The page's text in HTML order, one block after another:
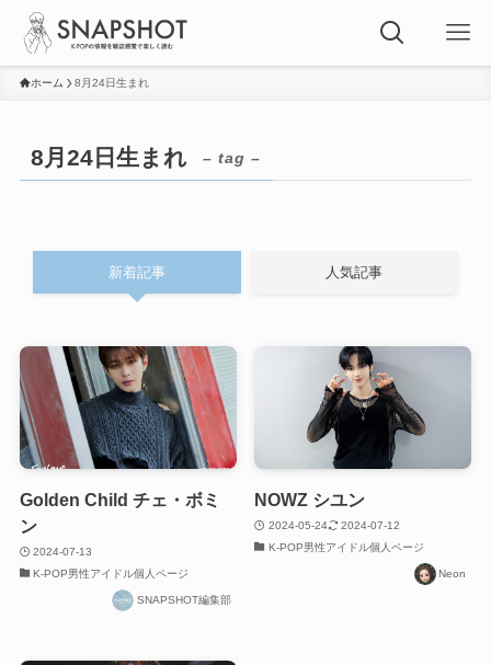
ホーム 8月24日生まれ
8月24日生まれ – tag –
新着記事 人気記事
Golden Child チェ・ボミ
ン
2024-07-13
K-POP男性アイドル個人ページ
SNAPSHOT編集部
NOWZ シユン
2024-05-24
2024-07-12
K-POP男性アイドル個人ページ
Neon